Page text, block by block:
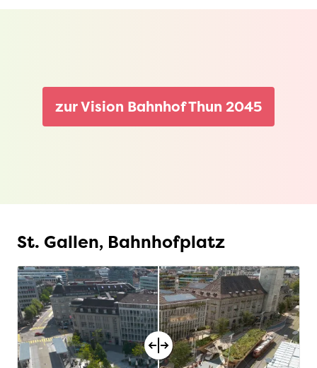
zur Vision Bahnhof Thun 2045
St. Gallen, Bahnhofplatz